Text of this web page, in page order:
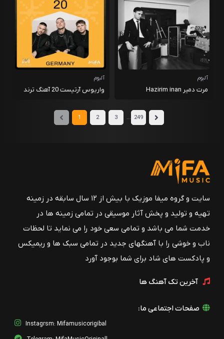
آلبوم
مرت دمیر Hazirim inan
آلبوم
واریوس آرتیست 20 آهنگ ترند
1 2 3 ... 249
سایت و گروه میفا موزیک با بیش از ۱۲ سال سابقه در زمینه
تهیه و تولید و پخش آثار موسیقی در تمامی زمینه ها در
خدمت شما می باشد و تمامی سعی خود را می نماید تا لحظات
ناب و خوشی را با آهنگهای جدید در تمامی سبک ها و ریمیکس
و پادکست های شاد برای شما بوجود آورد
آخرین تک آهنگ ها
صفحات اجتماعی ما:
Instagrsm: Mifamusicorigibal